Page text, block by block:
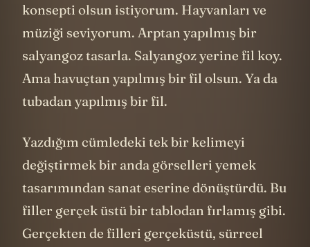
konsepti olsun istiyorum. Hayvanları ve
müziği seviyorum. Arptan yapılmış bir
salyangoz tasarla. Salyangoz yerine fil koy.
Ama havuçtan yapılmış bir fil olsun. Ya da
tubadan yapılmış bir fil.
Yazdığım cümledeki tek bir kelimeyi
değiştirmek bir anda görselleri yemek
tasarımından sanat eserine dönüştürdü. Bu
filler gerçek üstü bir tablodan fırlamış gibi.
Gerçekten de filleri gerçeküstü, sürreel